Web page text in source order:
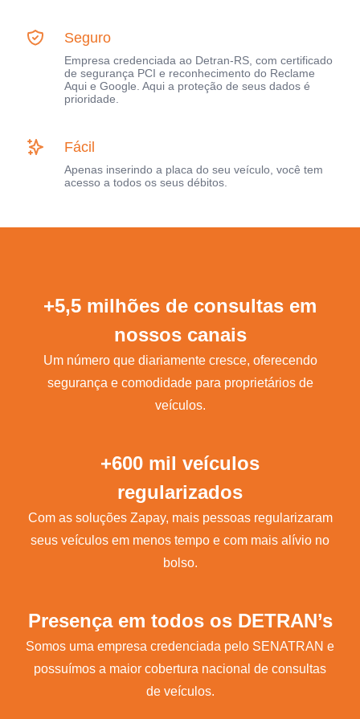
Seguro
Empresa credenciada ao Detran-RS, com certificado
de segurança PCI e reconhecimento do Reclame
Aqui e Google. Aqui a proteção de seus dados é
prioridade.
Fácil
Apenas inserindo a placa do seu veículo, você tem
acesso a todos os seus débitos.
+5,5 milhões de consultas em
nossos canais
Um número que diariamente cresce, oferecendo
segurança e comodidade para proprietários de
veículos.
+600 mil veículos
regularizados
Com as soluções Zapay, mais pessoas regularizaram
seus veículos em menos tempo e com mais alívio no
bolso.
Presença em todos os DETRAN’s
Somos uma empresa credenciada pelo SENATRAN e
possuímos a maior cobertura nacional de consultas
de veículos.